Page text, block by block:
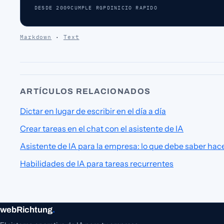
DESDE 2009CUMPLE RGPDINICIO RAPIDO
Markdown · Text
ARTÍCULOS RELACIONADOS
Dictar en lugar de escribir en el día a día
Crear tareas en el chat con el asistente de IA
Asistente de IA para la empresa: lo que debe saber
Habilidades de IA para tareas recurrentes
webRichtung.